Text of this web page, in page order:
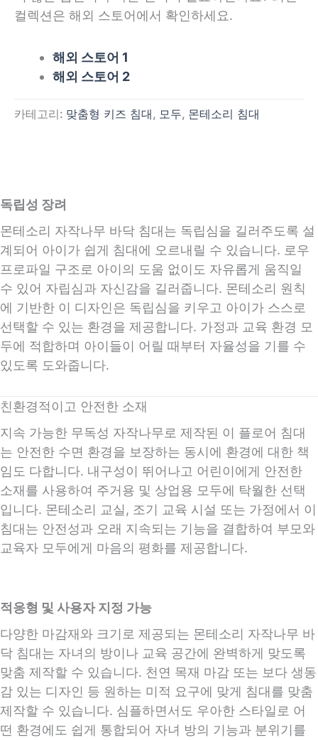
컬렉션은 해외 스토어에서 확인하세요.
해외 스토어 1
해외 스토어 2
카테고리: 맞춤형 키즈 침대 , 모두, 몬테소리 침대
독립성 장려
몬테소리 자작나무 바닥 침대는 독립심을 길러주도록 설
계되어 아이가 쉽게 침대에 오르내릴 수 있습니다. 로우
프로파일 구조로 아이의 도움 없이도 자유롭게 움직일
수 있어 자립심과 자신감을 길러줍니다. 몬테소리 원칙
에 기반한 이 디자인은 독립심을 키우고 아이가 스스로
선택할 수 있는 환경을 제공합니다. 가정과 교육 환경 모
두에 적합하며 아이들이 어릴 때부터 자율성을 기를 수
있도록 도와줍니다.
친환경적이고 안전한 소재
지속 가능한 무독성 자작나무로 제작된 이 플로어 침대
는 안전한 수면 환경을 보장하는 동시에 환경에 대한 책
임도 다합니다. 내구성이 뛰어나고 어린이에게 안전한
소재를 사용하여 주거용 및 상업용 모두에 탁월한 선택
입니다. 몬테소리 교실, 조기 교육 시설 또는 가정에서 이
침대는 안전성과 오래 지속되는 기능을 결합하여 부모와
교육자 모두에게 마음의 평화를 제공합니다.
적응형 및 사용자 지정 가능
다양한 마감재와 크기로 제공되는 몬테소리 자작나무 바
닥 침대는 자녀의 방이나 교육 공간에 완벽하게 맞도록
맞춤 제작할 수 있습니다. 천연 목재 마감 또는 보다 생동
감 있는 디자인 등 원하는 미적 요구에 맞게 침대를 맞춤
제작할 수 있습니다. 심플하면서도 우아한 스타일로 어
떤 환경에도 쉽게 통합되어 자녀 방의 기능과 분위기를